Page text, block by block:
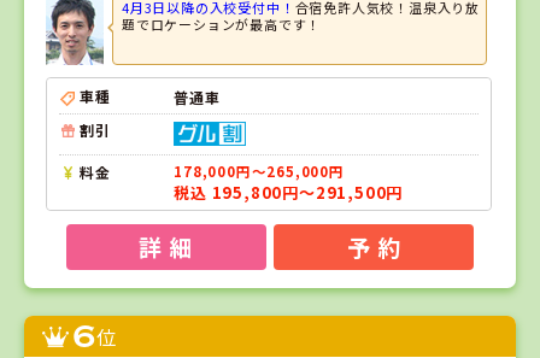
4月3日以降の入校受付中！ 合宿免許人気校！温泉入り放
題でロケーションが最高です！
車種
普通車
割引
料金 178,000円～265,000円
税込 195,800円～291,500円
詳 細 予 約
6位